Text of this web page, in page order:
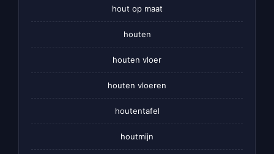
hout op maat
houten
houten vloer
houten vloeren
houtentafel
houtmijn